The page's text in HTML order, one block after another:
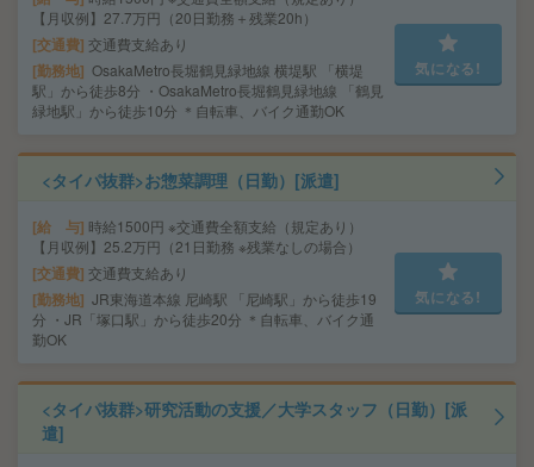
【月収例】27.7万円（20日勤務＋残業20h）
交通費 交通費支給あり
勤務地 OsakaMetro長堀鶴見緑地線 横堤駅 「横堤
駅」から徒歩8分 ・OsakaMetro長堀鶴見緑地線 「鶴見
緑地駅」から徒歩10分 ＊自転車、バイク通勤OK
気になる!
<タイパ抜群>お惣菜調理（日勤）[派遣]
給 与 時給1500円 ※交通費全額支給（規定あり）
【月収例】25.2万円（21日勤務 ※残業なしの場合）
交通費 交通費支給あり
勤務地 JR東海道本線 尼崎駅 「尼崎駅」から徒歩19
分 ・JR「塚口駅」から徒歩20分 ＊自転車、バイク通
勤OK
気になる!
<タイパ抜群>研究活動の支援／大学スタッフ（日勤）[派
遣]